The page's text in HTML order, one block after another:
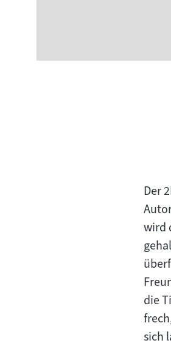
Der
wird
die
sich